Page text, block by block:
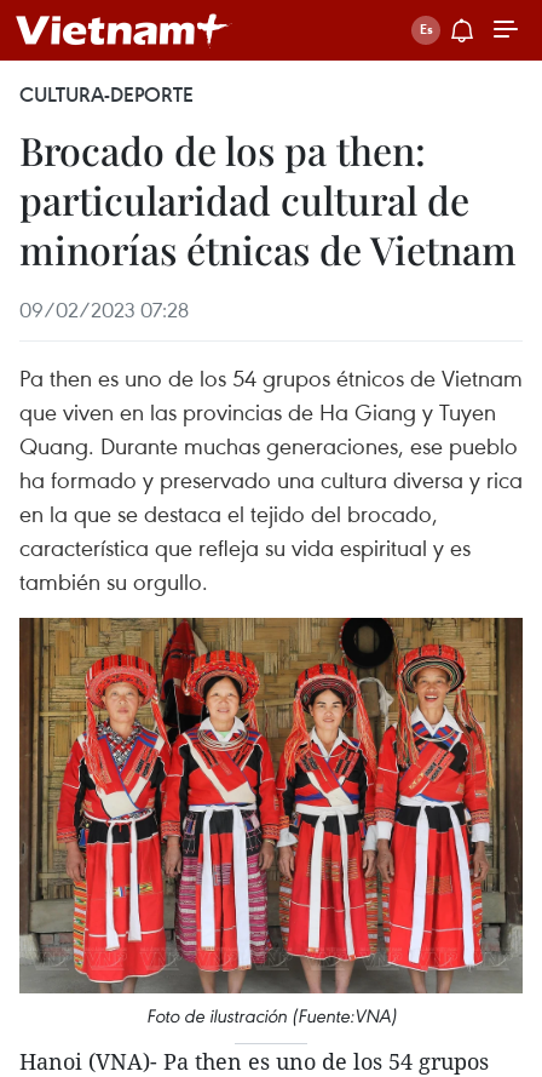
CULTURA-DEPORTE
Brocado de los pa then:
particularidad cultural de
minorías étnicas de Vietnam
09/02/2023 07:28
Pa then es uno de los 54 grupos étnicos de Vietnam
que viven en las provincias de Ha Giang y Tuyen
Quang. Durante muchas generaciones, ese pueblo
ha formado y preservado una cultura diversa y rica
en la que se destaca el tejido del brocado,
característica que refleja su vida espiritual y es
también su orgullo.
Foto de ilustración (Fuente:VNA)
Hanoi (VNA)- Pa then es uno de los 54 grupos